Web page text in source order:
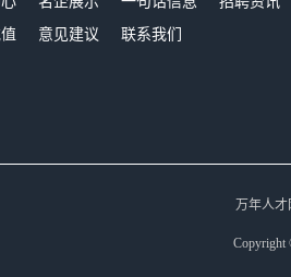
上饶华星、骏达、光大、吉利、长风、
意见建议 联系我们
万年人
Copyright